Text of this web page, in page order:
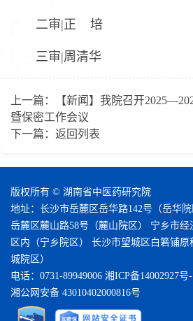
二审|正 培
三审|周清华
上一篇：
【新闻】我院召开
暨保密工作会议
下一篇： 返回列表
版权所有 © 湖南省中医药研究院
地址：长沙市岳麓区岳华路142号（岳华
岳麓区麓山路58号（麓山院区） 宁乡市经
区内（宁乡院区） 长沙市望城区白箬铺原
城院区）
电话：0731-89949006 湘ICP备14002927号-
湘公网安备 43010402000816号